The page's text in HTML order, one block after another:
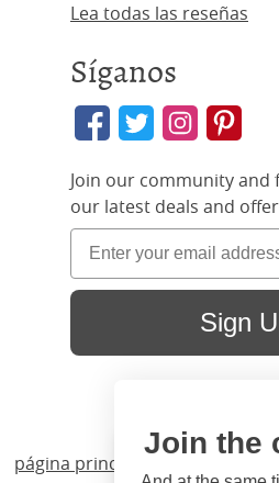
Lea todas las reseñas
Síganos
Join our community
our latest deals and
Sign
página principal Hi
Join the